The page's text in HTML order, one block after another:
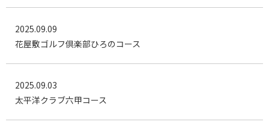
2025.09.09
花屋敷ゴルフ倶楽部ひろのコース
2025.09.03
太平洋クラブ六甲コース